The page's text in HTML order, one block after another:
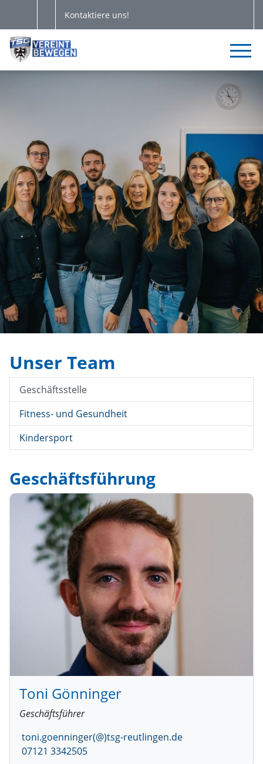
Kontaktiere uns!
Unser Team
Geschäftsstelle
Fitness- und Gesundheit
Kindersport
Geschäftsführung
Toni Gönninger
Geschäftsführer
toni.goenninger(@)tsg-reutlingen.de
07121 3342505